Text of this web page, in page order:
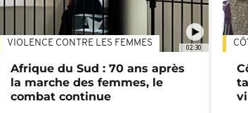
02:30
VIOLENCE CONTRE LES FEMMES
Afrique du Sud : 70 ans après
la marche des femmes, le
combat continue